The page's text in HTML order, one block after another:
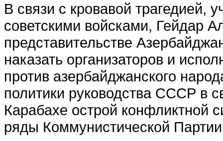
В связи с кровавой трагедией,
советскими войсками, Гейдар
представительстве
наказать организаторов и
против азербайджанского
политики руководства СССР в
Карабахе острой конфликтной
ряды Коммунистической